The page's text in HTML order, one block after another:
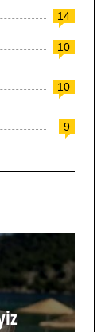
14
10
10
9